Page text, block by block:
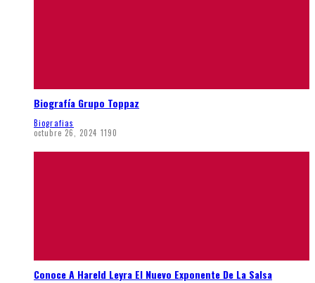
Biografía Grupo Toppaz
Biografias
octubre 26, 2024 1190
Conoce A Hareld Leyra El Nuevo Exponente De La Salsa